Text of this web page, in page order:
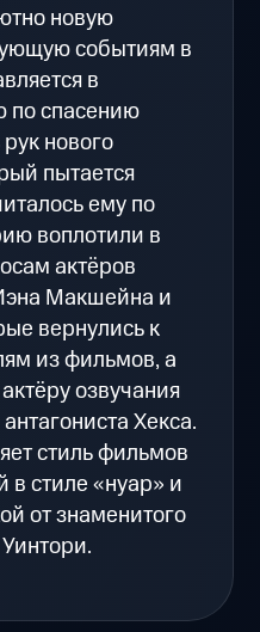
новую
событиям в
в
по спасению
нового
пытается
ему по
воплотили в
актёров
Макшейна и
вернулись к
из фильмов, а
озвучания
Хекса.
стиль фильмов
в стиле «нуар» и
от знаменитого